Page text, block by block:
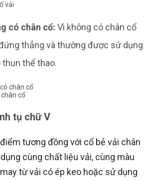
vải
có chân cổ: Vì không có chân cổ
thẳng và thường được sử dụng
thể thao.
cổ
tụ chữ V
tương đồng với cổ bẻ vải chân
cùng chất liệu vải, cùng màu
từ vải có ép keo hoặc sử dụng